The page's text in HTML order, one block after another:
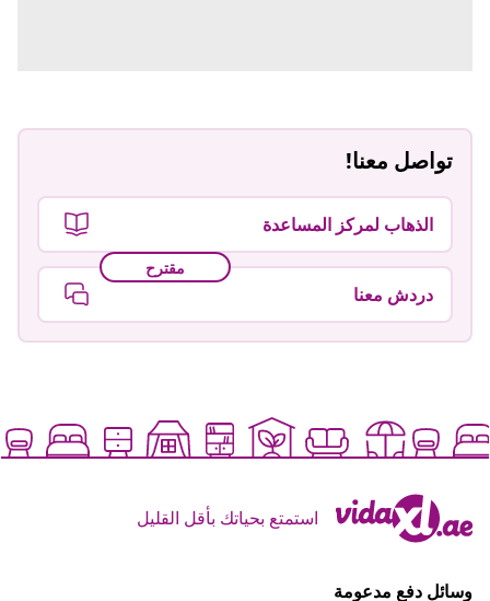
تواصل معنا!
الذهاب لمركز المساعدة
مقترح
دردش معنا
استمتع بحياتك بأقل القليل
وسائل دفع مدعومة